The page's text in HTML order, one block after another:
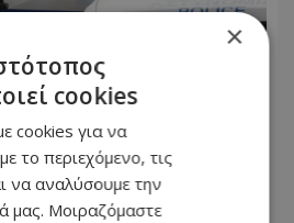
με μπλόκα και
– Τι θα ελέγχει η
×
cookies
cookies για να
το περιεχόμενο, τις
να αναλύσουμε την
μας. Μοιραζόμαστε